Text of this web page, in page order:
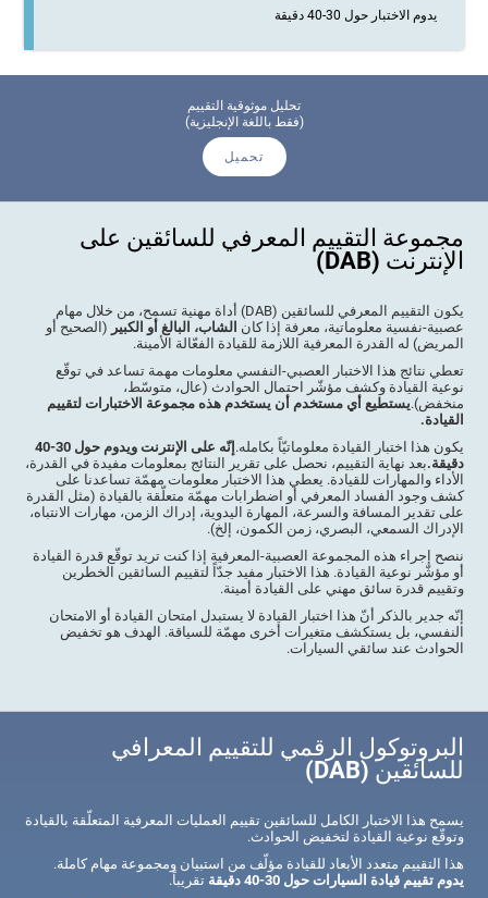
يدوم الاختبار حول 30-40 دقيقة
تحليل موثوقية التقييم
(فقط باللغة الإنجليزية)
تحميل
مجموعة التقييم المعرفي للسائقين على
الإنترنت (DAB)
يكون التقييم المعرفي للسائقين (DAB) أداة مهنية تسمح، من خلال مهام
عصبية-نفسية معلوماتية، معرفة إذا كان الشاب، البالغ أو الكبير (الصحيح أو
المريض) له القدرة المعرفية اللازمة للقيادة الفعّالة الأمينة.
تعطي نتائج هذا الاختبار العصبي-النفسي معلومات مهمة تساعد في توقّع
نوعية القيادة وكشف مؤشّر احتمال الحوادث (عال، متوسّط،
منخفض).يستطيع أي مستخدم أن يستخدم هذه مجموعة الاختبارات لتقييم
القيادة.
يكون هذا اختبار القيادة معلوماتيّاً بكامله.
إنّه على الإنترنت ويدوم حول 30-40
دقيقة.بعد نهاية التقييم، نحصل على تقرير النتائج بمعلومات مفيدة في القدرة،
الأداء والمهارات للقيادة. يعطي هذا الاختبار معلومات مهمّة تساعدنا على
كشف وجود الفساد المعرفي أو اضطرابات مهمّة متعلّقة بالقيادة (مثل القدرة
على تقدير المسافة والسرعة، المهارة اليدوية، إدراك الزمن، مهارات الانتباه،
الإدراك السمعي، البصري، زمن الكمون، إلخ).
ننصح إجراء هذه المجموعة العصبية-المعرفية إذا كنت تريد توقّع قدرة القيادة
أو مؤشّر نوعية القيادة. هذا الاختبار مفيد جدّاً لتقييم السائقين الخطرين
وتقييم قدرة سائق مهني على القيادة أمينة.
إنّه جدير بالذكر أنّ هذا اختبار القيادة لا يستبدل امتحان القيادة أو الامتحان
النفسي، بل يستكشف متغيرات أخرى مهمّة للسياقة. الهدف هو تخفيض
الحوادث عند سائقي السيارات.
البروتوكول الرقمي للتقييم المعرافي
للسائقين (DAB)
يسمح هذا الاختبار الكامل للسائقين تقييم العمليات المعرفية المتعلّقة بالقيادة
وتوقّع نوعية القيادة لتخفيض الحوادث.
هذا التقييم متعدد الأبعاد للقيادة مؤلّف من استبيان ومجموعة مهام كاملة.
يدوم تقييم قيادة السيارات حول 30-40 دقيقة
تقريباً.